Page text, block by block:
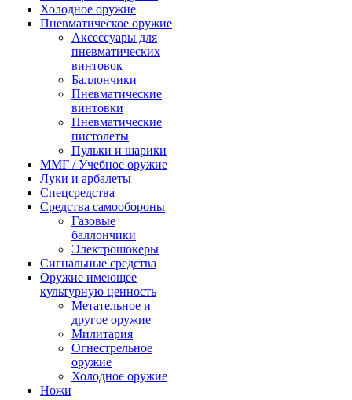
Холодное оружие
Пневматическое оружие
Аксессуары для
пневматических
винтовок
Баллончики
Пневматические
винтовки
Пневматические
пистолеты
Пульки и шарики
ММГ / Учебное оружие
Луки и арбалеты
Спецсредства
Средства самообороны
Газовые
баллончики
Электрошокеры
Сигнальные средства
Оружие имеющее
культурную ценность
Метательное и
другое оружие
Милитария
Огнестрельное
оружие
Холодное оружие
Ножи